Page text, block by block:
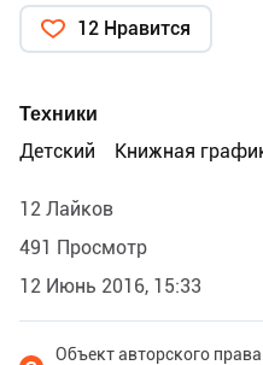
12 Нравится
Техники
Детский
Книжная
12 Лайков
491 Просмотр
12 Июнь 2016, 15:33
Объект авторского